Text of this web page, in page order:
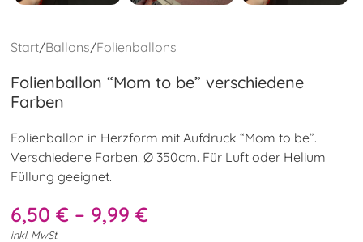
Start/Ballons/Folienballons
Folienballon “Mom to be” verschiedene
Farben
Folienballon in Herzform mit Aufdruck “Mom to be”.
Verschiedene Farben. Ø 350cm. Für Luft oder Helium
Füllung geeignet.
6,50€ – 9,99€
inkl. MwSt.